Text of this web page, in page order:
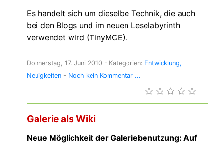
Es handelt sich um dieselbe Technik, die auch
bei den Blogs und im neuen Leselabyrinth
verwendet wird (TinyMCE).
Donnerstag, 17. Juni 2010 - Kategorien: Entwicklung
Neuigkeiten - Noch kein Kommentar ...
Galerie als Wiki
Neue Möglichkeit der Galeriebenutzung: Auf